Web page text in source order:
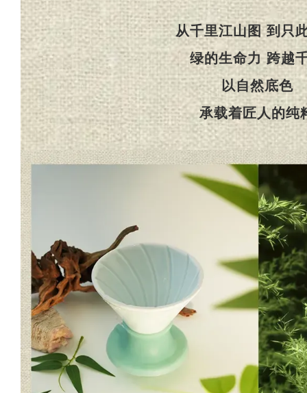
从千里江山图 到只
绿的生命力 跨越
以自然底色
承载着匠人的纯